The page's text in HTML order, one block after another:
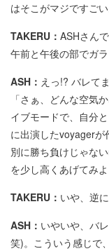
はそこがマジですご
TAKERU： ASHさん
午前と午後の部でガ
ASH： えっ!? バレて
「さぁ、どんな空気
イブモードで、自分
に出演したvoyager
別に勝ち負けじゃな
を少し高くあげてみ
TAKERU： いや、逆
ASH： いやいや、バ
笑)。こういう感じで